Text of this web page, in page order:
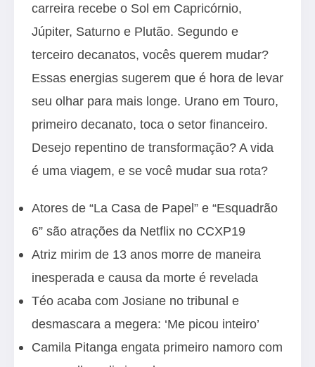
carreira recebe o Sol em Capricórnio,
Júpiter, Saturno e Plutão. Segundo e
terceiro decanatos, vocês querem mudar?
Essas energias sugerem que é hora de levar
seu olhar para mais longe. Urano em Touro,
primeiro decanato, toca o setor financeiro.
Desejo repentino de transformação? A vida
é uma viagem, e se você mudar sua rota?
Atores de “La Casa de Papel” e “Esquadrão
6” são atrações da Netflix no CCXP19
Atriz mirim de 13 anos morre de maneira
inesperada e causa da morte é revelada
Téo acaba com Josiane no tribunal e
desmascara a megera: ‘Me picou inteiro’
Camila Pitanga engata primeiro namoro com